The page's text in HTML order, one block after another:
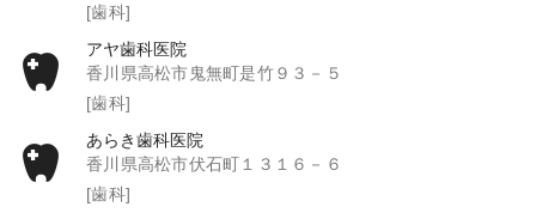
[歯科]
アヤ歯科医院
香川県高松市鬼無町是竹９３－５
[歯科]
あらき歯科医院
香川県高松市伏石町１３１６－６
[歯科]